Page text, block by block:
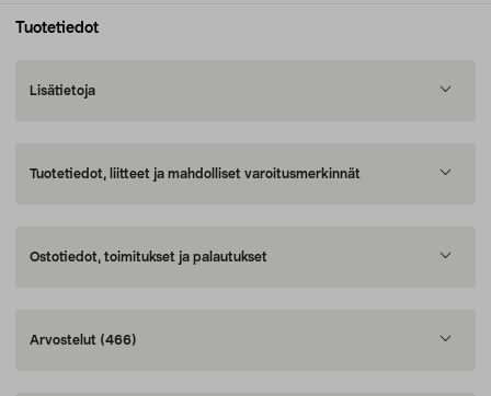
Tuotetiedot
Lisätietoja
Tuotetiedot, liitteet ja mahdolliset varoitusmerkinnät
Ostotiedot, toimitukset ja palautukset
Arvostelut (466)